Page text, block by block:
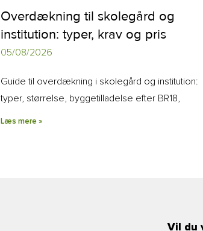
Overdækning til skolegård og
institution: typer, krav og pris
05/08/2026
Guide til overdækning i skolegård og institution:
typer, størrelse, byggetilladelse efter BR18,
Læs mere »
Vil du